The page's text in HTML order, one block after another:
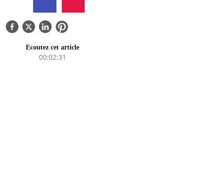
CONTACTEZ-NOUS
Ecoutez cet article
00:02:31